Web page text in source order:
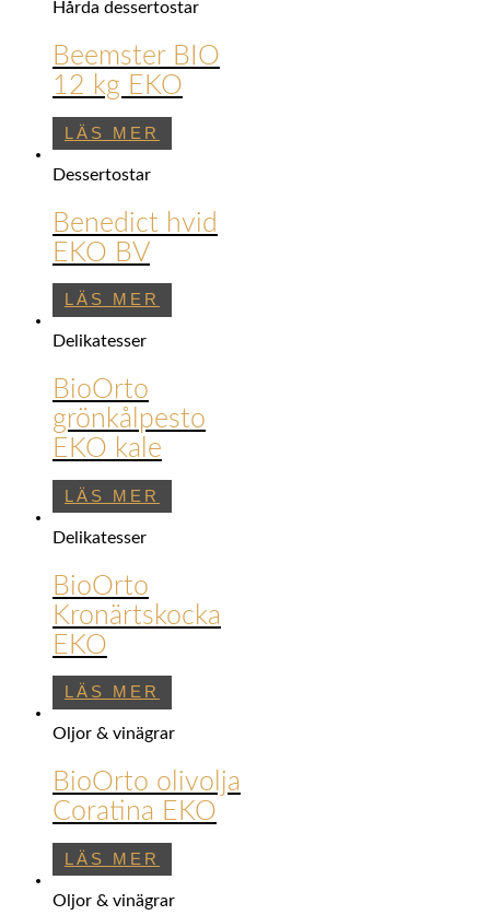
Hårda dessertostar
Beemster BIO
12 kg EKO
LÄS MER
Dessertostar
Benedict hvid
EKO BV
LÄS MER
Delikatesser
BioOrto
grönkålpesto
EKO kale
LÄS MER
Delikatesser
BioOrto
Kronärtskocka
EKO
LÄS MER
Oljor & vinägrar
BioOrto olivolja
Coratina EKO
LÄS MER
Oljor & vinägrar